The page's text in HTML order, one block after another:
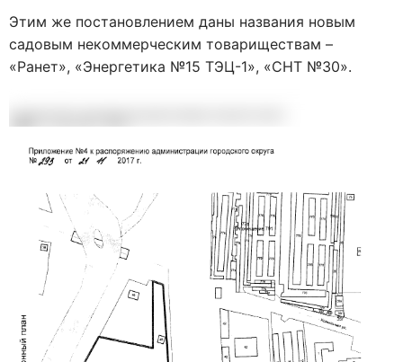
Этим же постановлением даны названия новым
садовым некоммерческим товариществам –
«Ранет», «Энергетика №15 ТЭЦ-1», «СНТ №30».